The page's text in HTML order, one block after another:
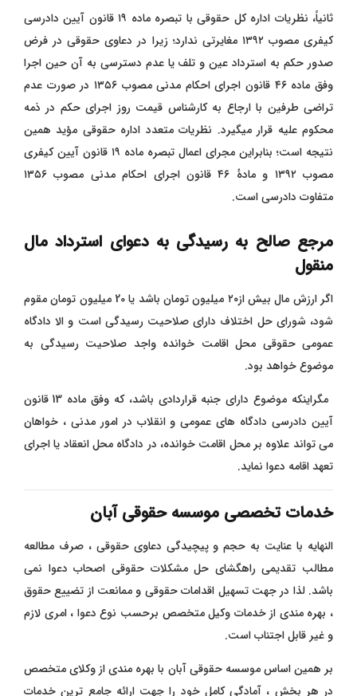
ثانیاً، نظریات اداره کل حقوقی با تبصره ماده ۱۹ قانون آیین دادرسی
کیفری مصوب ۱۳۹۲ مغایرتی ندارد؛ زیرا در دعاوی حقوقی در فرض
صدور حکم به استرداد عین و تلف یا عدم دسترسی به آن حین اجرا
وفق ماده ۴۶ قانون اجرای احکام مدنی مصوب ۱۳۵۶ در صورت عدم
تراضی طرفین با ارجاع به کارشناس قیمت روز اجرای حکم در ذمه
محکوم علیه قرار میگیرد. نظریات متعدد اداره حقوقی مؤید همین
نتیجه است؛ بنابراین مجرای اعمال تبصره ماده ۱۹ قانون آیین کیفری
مصوب ۱۳۹۲ و مادهٔ ۴۶ قانون اجرای احکام مدنی مصوب ۱۳۵۶
متفاوت دادرسی است.
مرجع صالح به رسیدگی به دعوای استرداد مال
منقول
اگر ارزش مال بیش از۲۰ میلیون تومان باشد یا 20 میلیون تومان مقوم
شود، شورای حل اختلاف دارای صلاحیت رسیدگی است و الا دادگاه
عمومی حقوقی محل اقامت خوانده واجد صلاحیت رسیدگی به
موضوع خواهد بود.
مگراینکه موضوع دارای جنبه قراردادی باشد، که وفق ماده 13 قانون
آیین دادرسی دادگاه های عمومی و انقلاب در امور مدنی ، خواهان
می تواند علاوه بر محل اقامت خوانده، در دادگاه محل انعقاد یا اجرای
تعهد اقامه دعوا نماید.
خدمات تخصصی موسسه حقوقی آبان
النهایه با عنایت به حجم و پیچیدگی دعاوی حقوقی ، صرف مطالعه
مطالب تقدیمی راهگشای حل مشکلات حقوقی اصحاب دعوا نمی
باشد. لذا در جهت تسهیل اقدامات حقوقی و ممانعت از تضییع حقوق
، بهره مندی از خدمات وکیل متخصص برحسب نوع دعوا ، امری لازم
و غیر قابل اجتناب است.
بر همین اساس موسسه حقوقی آبان با بهره مندی از وکلای متخصص
در هر بخش ، آمادگی کامل خود را جهت ارائه جامع ترین خدمات